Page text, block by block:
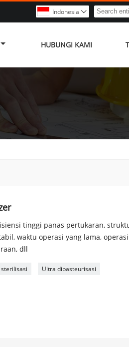
Indonesia 
HUBUNGI KAMI
tinggi panas pertukaran,
waktu operasi yang lama,
dll
Ultra dipasteurisasi